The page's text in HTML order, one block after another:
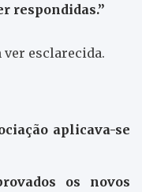
respondidas.”
ver esclarecida.
aplicava-se
os novos